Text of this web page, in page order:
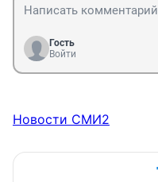
Гость
Войти
Новости СМИ2